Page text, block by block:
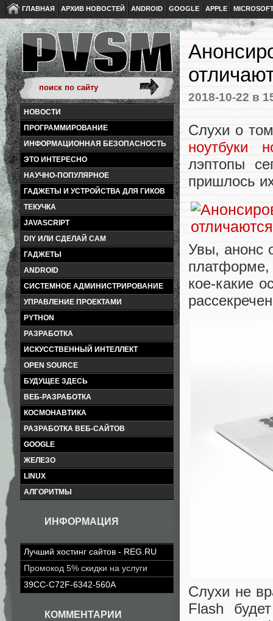
ГЛАВНАЯ АРХИВ НОВОСТЕЙ ANDROID GOOGLE APPLE
НОВОСТИ
ПРОГРАММИРОВАНИЕ
ИНФОРМАЦИОННАЯ БЕЗОПАСНОСТЬ
ЭТО ИНТЕРЕСНО
НАУЧНО-ПОПУЛЯРНОЕ
ГАДЖЕТЫ И УСТРОЙСТВА ДЛЯ ГИКОВ
ТЕКУЧКА
JAVASCRIPT
DIY ИЛИ СДЕЛАЙ САМ
ГАДЖЕТЫ
ANDROID
СИСТЕМНОЕ АДМИНИСТРИРОВАНИЕ
УПРАВЛЕНИЕ ПРОЕКТАМИ
PYTHON
РАЗРАБОТКА
ИСКУССТВЕННЫЙ ИНТЕЛЛЕКТ
OPEN SOURCE
БУДУЩЕЕ ЗДЕСЬ
ВЕБ-РАЗРАБОТКА
КОСМОНАВТИКА
РАЗРАБОТКА ВЕБ-САЙТОВ
GOOGLE
ЖЕЛЕЗО
LINUX
АЛГОРИТМЫ
ИНФОРМАЦИЯ
Лучший хостинг сайтов - REG.RU
Промокод 5% скидки на услуги
39CC-C72F-6342-560A
КОММЕНТАРИИ
2018-10-22 в
Слухи о
ноутбуки
лэптопы
пришлось
Увы, анонс
кое-какие
Слухи не
Flash